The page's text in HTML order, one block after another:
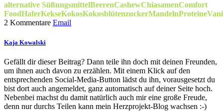
alternative SüßungsmittelBeerenCashewChiasamenComfort
FoodHaferKekseKokosKokosblütenzuckerMandelnProteine
2 Kommentare Email
Kaja Kowalski
Gefällt dir dieser Beitrag? Dann teile ihn doch mit deinen Freunden,
um ihnen auch davon zu erzählen. Mit einem Klick auf den
entsprechenden Social-Media-Button lädst du ihn, vorausgesetzt du
bist dort auch angemeldet, ganz automatisch auf deiner Seite hoch.
Nebenbei machst du damit natürlich auch mir eine große Freude,
denn nur durchs Teilen kann mein Herzprojekt-Blog wachsen :-)